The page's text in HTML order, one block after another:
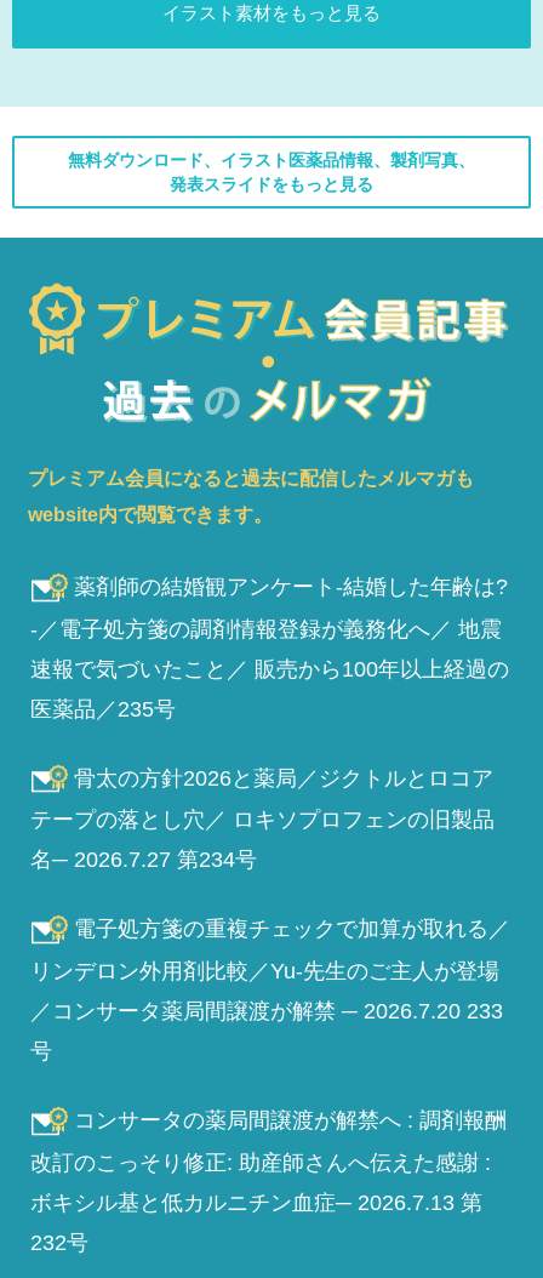
イラスト素材をもっと見る
無料ダウンロード、イラスト医薬品情報、製剤写真、
発表スライドをもっと見る
プレミアム会員になると過去に配信したメルマガも
website内で閲覧できます。
薬剤師の結婚観アンケート-結婚した年齢は?
-／電子処方箋の調剤情報登録が義務化へ／ 地震
速報で気づいたこと／ 販売から100年以上経過の
医薬品／235号
骨太の方針2026と薬局／ジクトルとロコア
テープの落とし穴／ ロキソプロフェンの旧製品
名─ 2026.7.27 第234号
電子処方箋の重複チェックで加算が取れる／
リンデロン外用剤比較／Yu-先生のご主人が登場
／コンサータ薬局間譲渡が解禁 ─ 2026.7.20 233
号
コンサータの薬局間譲渡が解禁へ : 調剤報酬
改訂のこっそり修正: 助産師さんへ伝えた感謝 :
ボキシル基と低カルニチン血症─ 2026.7.13 第
232号